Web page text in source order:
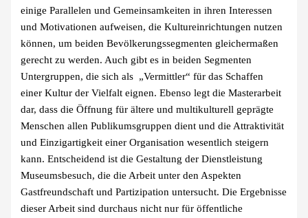
einige Parallelen und Gemeinsamkeiten in ihren Interessen
und Motivationen aufweisen, die Kultureinrichtungen nutzen
können, um beiden Bevölkerungssegmenten gleichermaßen
gerecht zu werden. Auch gibt es in beiden Segmenten
Untergruppen, die sich als „Vermittler“ für das Schaffen
einer Kultur der Vielfalt eignen. Ebenso legt die Masterarbeit
dar, dass die Öffnung für ältere und multikulturell geprägte
Menschen allen Publikumsgruppen dient und die Attraktivität
und Einzigartigkeit einer Organisation wesentlich steigern
kann. Entscheidend ist die Gestaltung der Dienstleistung
Museumsbesuch, die die Arbeit unter den Aspekten
Gastfreundschaft und Partizipation untersucht. Die Ergebnisse
dieser Arbeit sind durchaus nicht nur für öffentliche